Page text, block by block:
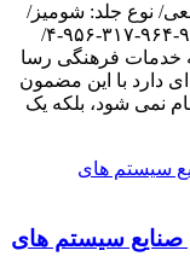
نوع جلد: شومیز/
تعداد صفحه:۳۴۴/ نوبت چاپ: اول/ شابک: ۹۷۸-۹۶۴-۳۱۷-۹۵۶-۴/
ناشر: موسسه خدمات فرهنگی رسا
دارد با این مضمون
نمی شود، بلکه یک
صنایع سیستم های